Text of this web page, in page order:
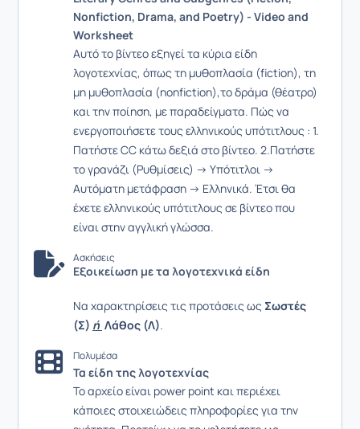
Nonfiction, Drama, and Poetry) - Video and
Worksheet
Αυτό το βίντεο εξηγεί τα κύρια είδη
λογοτεχνίας, όπως τη μυθοπλασία (fiction), τη
μη μυθοπλασία (nonfiction),το δράμα (θέατρο)
και την ποίηση, με παραδείγματα. Πώς να
ενεργοποιήσετε τους ελληνικούς υπότιτλους : 1.
Πατήστε CC κάτω δεξιά στο βίντεο. 2.Πατήστε
το γρανάζι (Ρυθμίσεις) → Υπότιτλοι →
Αυτόματη μετάφραση → Ελληνικά. Έτσι θα
έχετε ελληνικούς υπότιτλους σε βίντεο που
είναι στην αγγλική γλώσσα.
Ασκήσεις
Εξοικείωση με τα λογοτεχνικά είδη
Να χαρακτηρίσεις τις προτάσεις ως Σωστές
(Σ) ή Λάθος (Λ).
Πολυμέσα
Τα είδη της λογοτεχνίας
Το αρχείο είναι power point και περιέχει
κάποιες στοιχειώδεις πληροφορίες για την